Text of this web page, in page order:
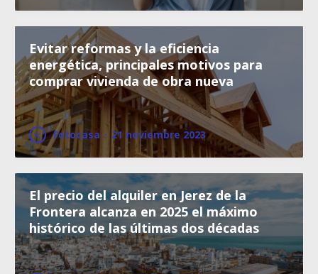
Evitar reformas y la eficiencia
energética, principales motivos para
comprar vivienda de obra nueva
Fotocasa · 21 noviembre 2023
El precio del alquiler en Jerez de la
Frontera alcanza en 2025 el máximo
histórico de las últimas dos décadas